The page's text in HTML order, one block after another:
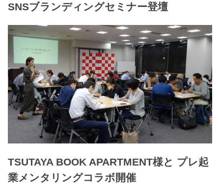
SNSブランディングセミナー登壇
TSUTAYA BOOK APARTMENT様と プレ起
業メンタリングコラボ開催